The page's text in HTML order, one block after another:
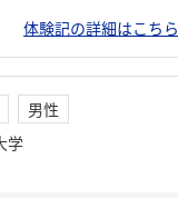
体験記の詳細はこちら
男性
学